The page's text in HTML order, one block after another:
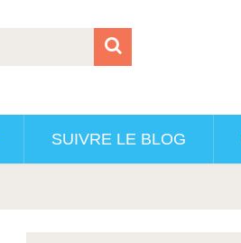
SUIVRE LE BLOG